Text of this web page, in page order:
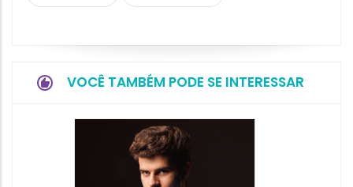
VOCÊ TAMBÉM PODE SE INTERESSAR